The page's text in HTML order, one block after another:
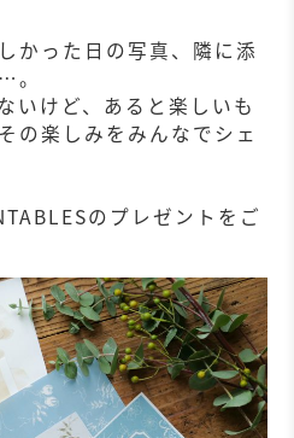
かった日の写真、隣に添
。
いけど、あると楽しいも
の楽しみをみんなでシェ
のプレゼントをご